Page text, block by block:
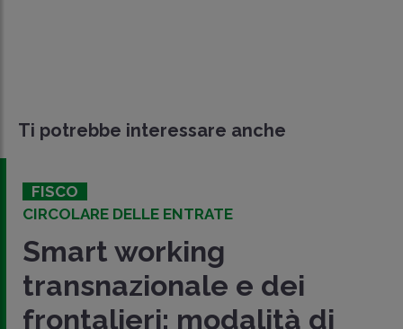
Ti potrebbe interessare anche
FISCO
CIRCOLARE DELLE ENTRATE
Smart working
transnazionale e dei
frontalieri: modalità di